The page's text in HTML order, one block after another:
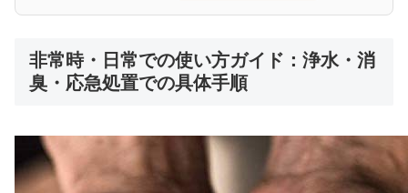
非常時・日常での使い方ガイド：浄水・消
臭・応急処置での具体手順